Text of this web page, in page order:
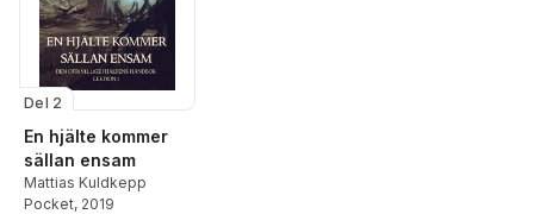
Del 2
En hjälte kommer
sällan ensam
Mattias Kuldkepp
Pocket, 2019